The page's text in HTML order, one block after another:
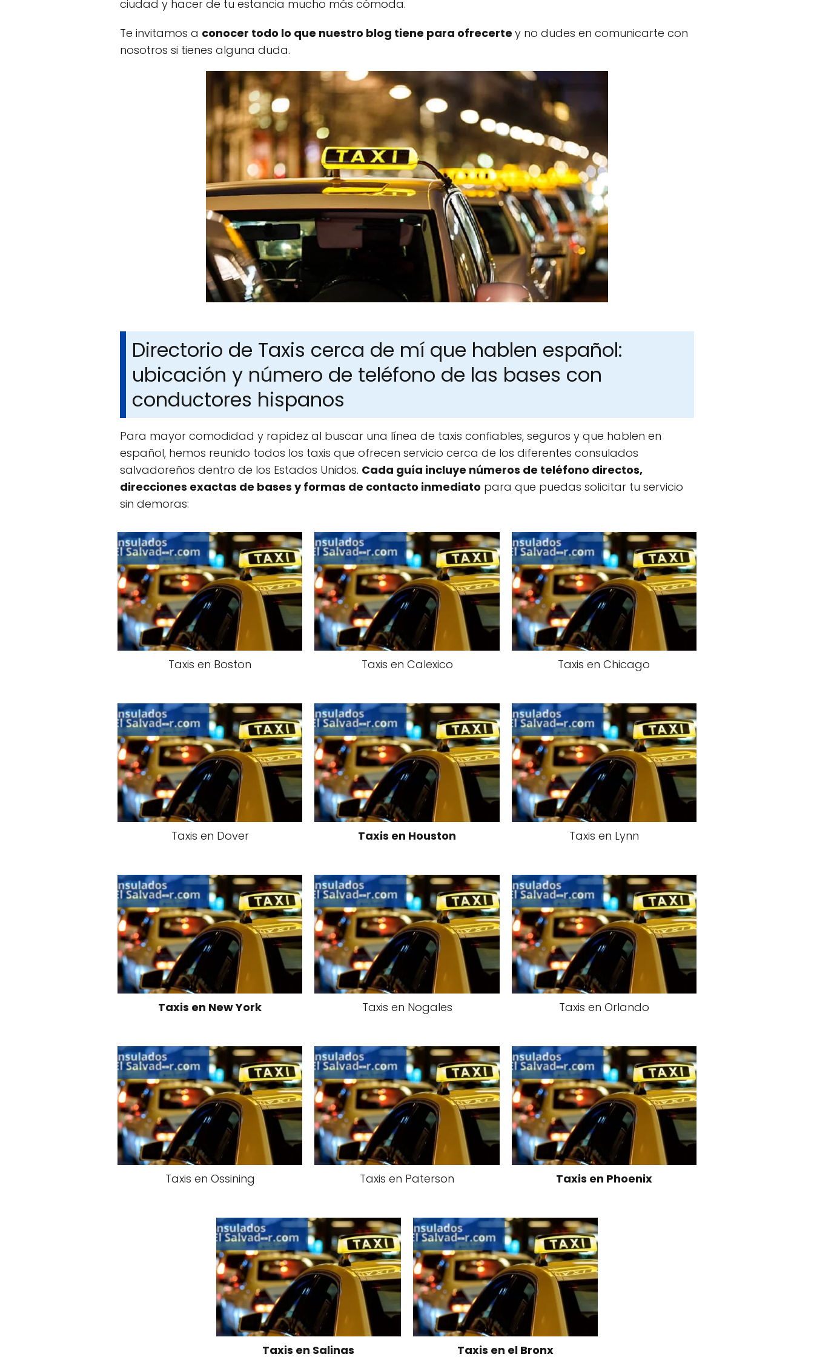
ciudad y hacer de tu estancia mucho más cómoda.
Te invitamos a conocer todo lo que nuestro blog tiene para ofrecerte y no dudes en comunicarte con
nosotros si tienes alguna duda.
Directorio de Taxis cerca de mí que hablen español:
ubicación y número de teléfono de las bases con
conductores hispanos
Para mayor comodidad y rapidez al buscar una línea de taxis confiables, seguros y que hablen en
español, hemos reunido todos los taxis que ofrecen servicio cerca de los diferentes consulados
salvadoreños dentro de los Estados Unidos. Cada guía incluye números de teléfono directos,
direcciones exactas de bases y formas de contacto inmediato para que puedas solicitar tu servicio
sin demoras:
Taxis en Boston Taxis en Calexico Taxis en Chicago
Taxis en Dover Taxis en Houston Taxis en Lynn
Taxis en New York Taxis en Nogales Taxis en Orlando
Taxis en Ossining Taxis en Paterson Taxis en Phoenix
Taxis en Salinas Taxis en el Bronx